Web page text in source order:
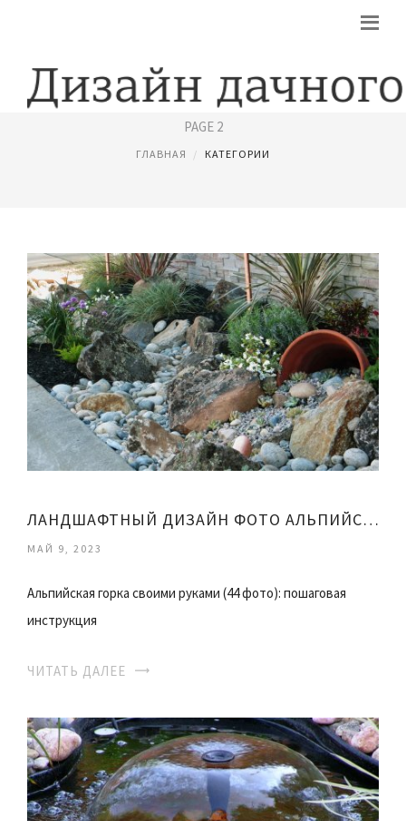
ДИЗАЙН ДАЧИ СВОИМИ РУКАМИ
PAGE 2
ГЛАВНАЯ КАТЕГОРИИ
ЛАНДШАФТНЫЙ ДИЗАЙН ФОТО АЛЬПИЙСКИЕ ГОРКИ
МАЙ 9, 2023
Альпийская горка своими руками (44 фото): пошаговая
инструкция
ЧИТАТЬ ДАЛЕЕ